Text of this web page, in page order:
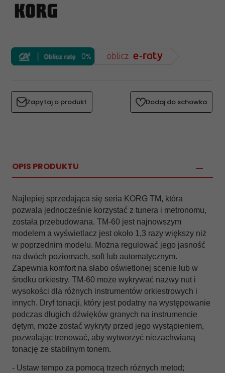
0%
Zapytaj o produkt Dodaj do schowka
OPIS PRODUKTU
Najlepiej sprzedająca się seria KORG TM, która
pozwala jednocześnie korzystać z tunera i metronomu,
została przebudowana. TM-60 jest najnowszym
modelem a wyświetlacz jest około 1,3 razy większy niż
w poprzednim modelu. Można regulować jego jasność
na dwóch poziomach, soft lub automatycznym.
Zapewnia komfort na słabo oświetlonej scenie lub w
środku orkiestry. TM-60 może wykrywać nazwy nut i
wysokości dla różnych instrumentów orkiestrowych i
innych. Dryf tonacji, który jest podatny na występowanie
podczas długich dźwięków granych na instrumencie
dętym, może zostać wykryty przed jego wystąpieniem,
pozwalając trenować, aby wytworzyć niezachwianą
tonację ze stabilnym tonem.
- Ustaw tempo za pomocą trzech różnych metod;